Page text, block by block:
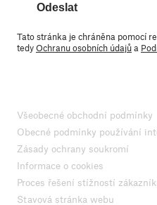
Odeslat
Tato stránka je chráněna pomocí
tedyOchranu osobních údajůa
Všeobecné obchodní podmínky
Obecné podmínky používání
Zásady ochrany soukromí
Informace o cookies
Proces řešení stížností
Stavová stránka webu